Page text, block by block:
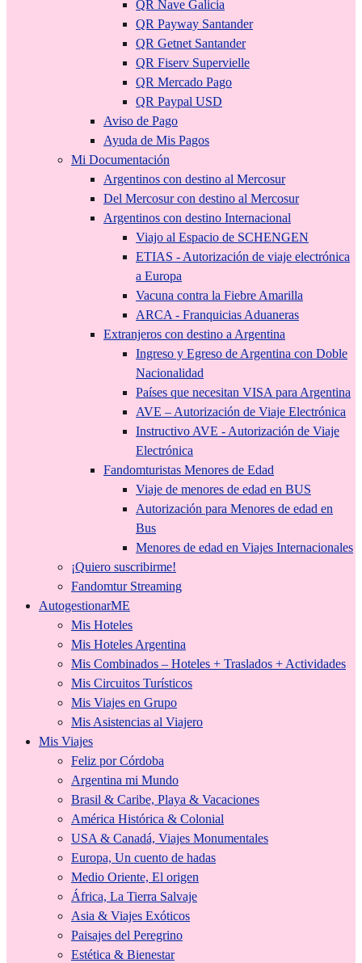
QR Nave Galicia
QR Payway Santander
QR Getnet Santander
QR Fiserv Supervielle
QR Mercado Pago
QR Paypal USD
Aviso de Pago
Ayuda de Mis Pagos
Mi Documentación
Argentinos con destino al Mercosur
Del Mercosur con destino al Mercosur
Argentinos con destino Internacional
Viajo al Espacio de SCHENGEN
ETIAS - Autorización de viaje electrónica
a Europa
Vacuna contra la Fiebre Amarilla
ARCA - Franquicias Aduaneras
Extranjeros con destino a Argentina
Ingreso y Egreso de Argentina con Doble
Nacionalidad
Países que necesitan VISA para Argentina
AVE – Autorización de Viaje Electrónica
Instructivo AVE - Autorización de Viaje
Electrónica
Fandomturistas Menores de Edad
Viaje de menores de edad en BUS
Autorización para Menores de edad en
Bus
Menores de edad en Viajes Internacionales
¡Quiero suscribirme!
Fandomtur Streaming
AutogestionarME
Mis Hoteles
Mis Hoteles Argentina
Mis Combinados – Hoteles + Traslados + Actividades
Mis Circuitos Turísticos
Mis Viajes en Grupo
Mis Asistencias al Viajero
Mis Viajes
Feliz por Córdoba
Argentina mi Mundo
Brasil & Caribe, Playa & Vacaciones
América Histórica & Colonial
USA & Canadá, Viajes Monumentales
Europa, Un cuento de hadas
Medio Oriente, El origen
África, La Tierra Salvaje
Asia & Viajes Exóticos
Paisajes del Peregrino
Estética & Bienestar